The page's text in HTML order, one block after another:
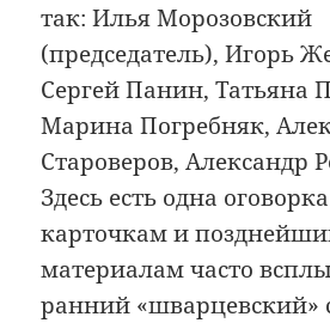
так: Илья Морозовский
(председатель), Игорь
Сергей Панин, Татьяна
Марина Погребняк,
Староверов, Александр
Здесь есть одна
карточкам и
материалам часто
ранний «шварцевский»